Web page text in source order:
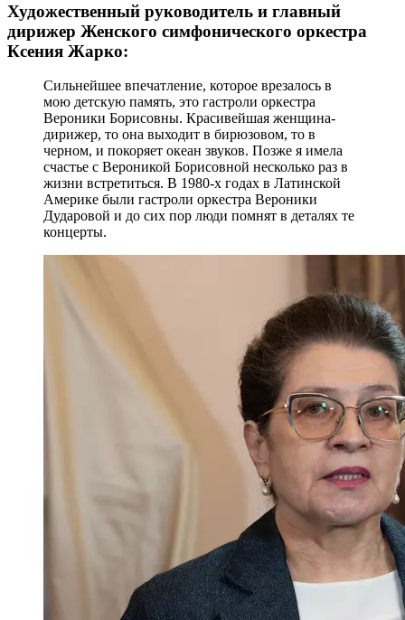
Художественный руководитель и главный
дирижер Женского симфонического оркестра
Ксения Жарко:
Сильнейшее впечатление, которое врезалось в
мою детскую память, это гастроли оркестра
Вероники Борисовны. Красивейшая женщина-
дирижер, то она выходит в бирюзовом, то в
черном, и покоряет океан звуков. Позже я имела
счастье с Вероникой Борисовной несколько раз в
жизни встретиться. В 1980-х годах в Латинской
Америке были гастроли оркестра Вероники
Дударовой и до сих пор люди помнят в деталях те
концерты.